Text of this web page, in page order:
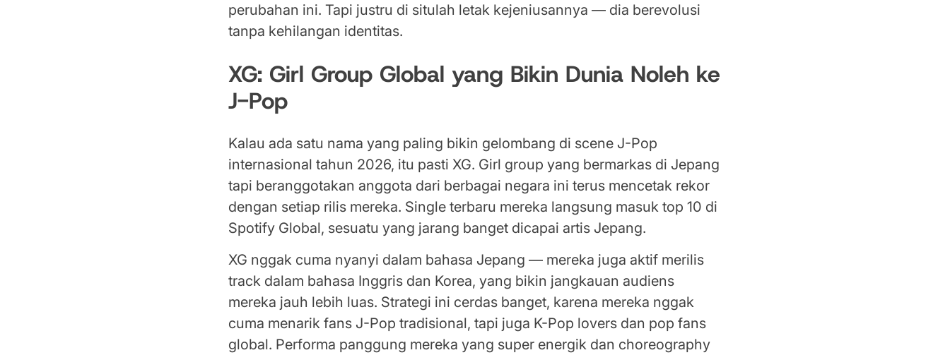
perubahan ini. Tapi justru di situlah letak kejeniusannya — dia berevolusi
tanpa kehilangan identitas.
XG: Girl Group Global yang Bikin Dunia Noleh ke
J-Pop
Kalau ada satu nama yang paling bikin gelombang di scene J-Pop
internasional tahun 2026, itu pasti XG. Girl group yang bermarkas di Jepang
tapi beranggotakan anggota dari berbagai negara ini terus mencetak rekor
dengan setiap rilis mereka. Single terbaru mereka langsung masuk top 10 di
Spotify Global, sesuatu yang jarang banget dicapai artis Jepang.
XG nggak cuma nyanyi dalam bahasa Jepang — mereka juga aktif merilis
track dalam bahasa Inggris dan Korea, yang bikin jangkauan audiens
mereka jauh lebih luas. Strategi ini cerdas banget, karena mereka nggak
cuma menarik fans J-Pop tradisional, tapi juga K-Pop lovers dan pop fans
global. Performa panggung mereka yang super energik dan choreography